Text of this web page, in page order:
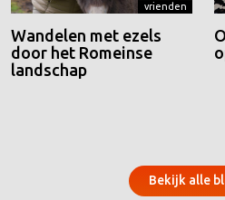
vrienden
Wandelen met ezels
door het Romeinse
landschap
Bekijk alle